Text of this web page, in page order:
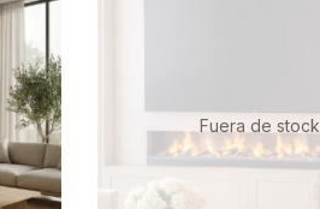
Fuera de stock